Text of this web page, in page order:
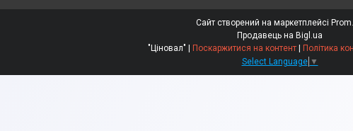
Сайт створений на маркетплейсі
Продавець на Bigl.ua
Поскаржитися на контент
Політика
Select Language ▼